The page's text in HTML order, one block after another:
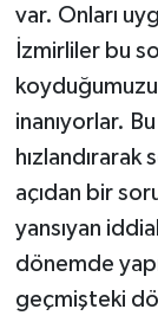
var. Onları
İzmirliler bu
inanıyorlar.
hızlandırarak
açıdan bir
yansıyan
dönemde
geçmişteki